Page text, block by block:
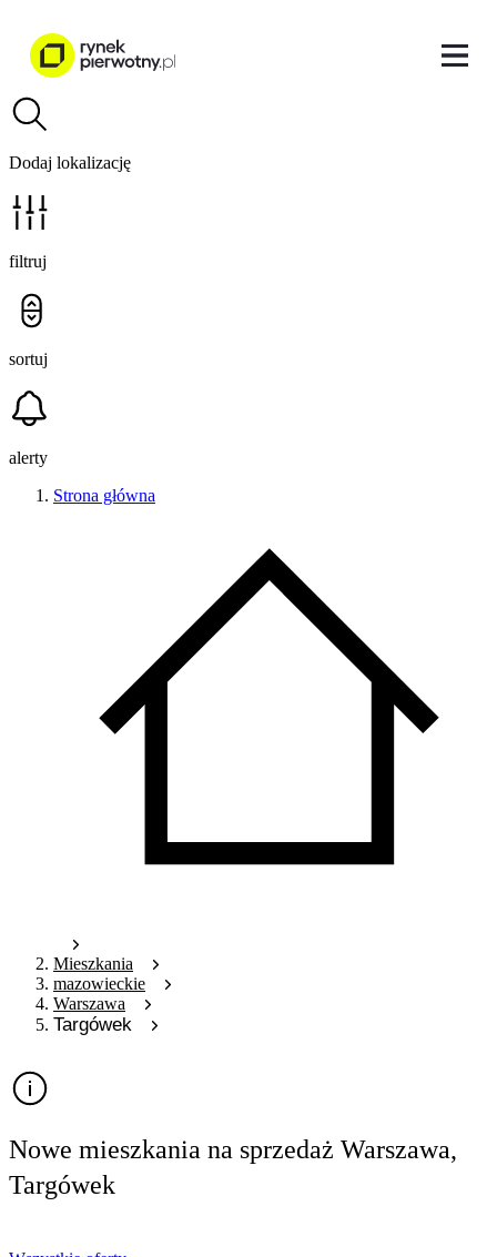
Dodaj lokalizację
filtruj
sortuj
alerty
Strona główna
Mieszkania
mazowieckie
Warszawa
Targówek
Nowe mieszkania na sprzedaż Warszawa,
Targówek